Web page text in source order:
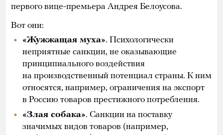
первого вице-премьера Андрея Белоусова.
Вот они:
«Жужжащая муха». Психологически
неприятные санкции, не оказывающие
принципиального воздействия
на производственный потенциал страны. К ним
относятся, например, ограничения на экспорт
в Россию товаров престижного потребления.
«Злая собака». Санкции на поставку
значимых видов товаров (например,